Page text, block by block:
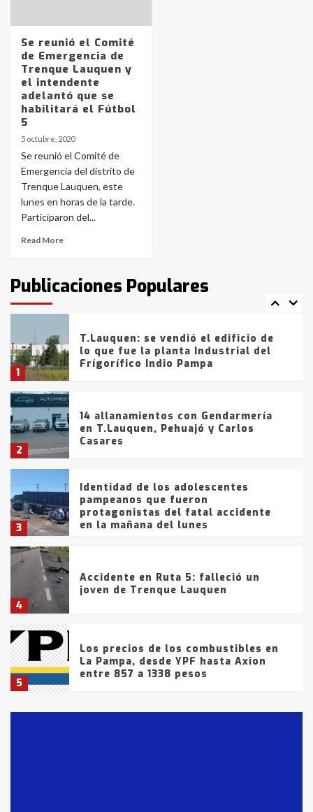
Se reunió el Comité
de Emergencia de
Trenque Lauquen y
el intendente
adelantó que se
habilitará el Fútbol
5
5 octubre, 2020
Se reunió el Comité de
Emergencia del distrito de
Trenque Lauquen, este
lunes en horas de la tarde.
Participaron del...
Read More
Publicaciones Populares
4
joven de Trenque Lauquen
5
Los precios de los combustibles en
6
La Bolsa de Cereales de Bahía
Blanca anticipa que Agosto vendrá
con lluvias y heladas, en gran parte
de la provincia
fueron detenidos por
comercialización de drogas en la
tarde del sábado
1
T.Lauquen: se vendió el edificio de
lo que fue la planta Industrial del
Frígorífico Indio Pampa
2
14 allanamientos con Gendarmería
en T.Lauquen, Pehuajó y Carlos
Casares
3
Identidad de los adolescentes
pampeanos que fueron
protagonistas del fatal accidente
en la mañana del lunes
4
Accidente en Ruta 5: falleció un
joven de Trenque Lauquen
5
Los precios de los combustibles en
La Pampa, desde YPF hasta Axion
entre 857 a 1338 pesos